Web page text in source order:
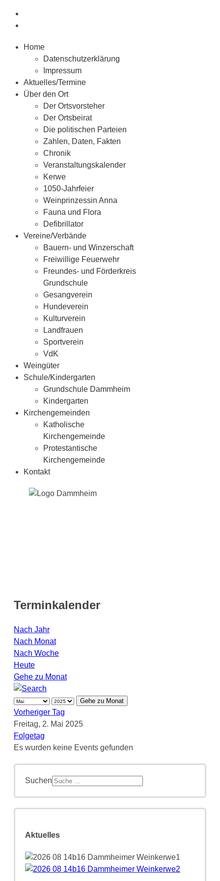
Home
Datenschutzerklärung
Impressum
Aktuelles/Termine
Über den Ort
Der Ortsvorsteher
Der Ortsbeirat
Die politischen Parteien
Zahlen, Daten, Fakten
Chronik
Veranstaltungskalender
Kerwe
1050-Jahrfeier
Weinprinzessin Anna
Fauna und Flora
Defibrillator
Vereine/Verbände
Bauern- und Winzerschaft
Freiwillige Feuerwehr
Freundes- und Förderkreis
Grundschule
Gesangverein
Hundeverein
Kulturverein
Landfrauen
Sportverein
VdK
Weingüter
Schule/Kindergarten
Grundschule Dammheim
Kindergarten
Kirchengemeinden
Katholische
Kirchengemeinde
Protestantische
Kirchengemeinde
Kontakt
Terminkalender
Nach Jahr
Nach Monat
Nach Woche
Heute
Gehe zu Monat
Gehe zu Monat
Vorheriger Tag
Freitag, 2. Mai 2025
Folgetag
Es wurden keine Events gefunden
Suchen
Aktuelles